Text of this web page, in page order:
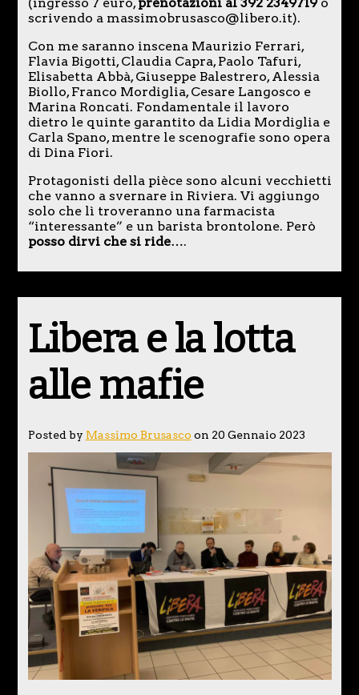
scrivendo a massimobrusasco@libero.it).
Con me saranno inscena Maurizio Ferrari,
Flavia Bigotti, Claudia Capra, Paolo Tafuri,
Elisabetta Abbà, Giuseppe Balestrero, Alessia
Biollo, Franco Mordiglia, Cesare Langosco e
Marina Roncati. Fondamentale il lavoro
dietro le quinte garantito da Lidia Mordiglia e
Carla Spano, mentre le scenografie sono opera
di Dina Fiori.
Protagonisti della pièce sono alcuni vecchietti
che vanno a svernare in Riviera. Vi aggiungo
solo che lì troveranno una farmacista
“interessante” e un barista brontolone. Però
posso dirvi che si ride….
Libera e la lotta
alle mafie
Posted by Massimo Brusasco on 20 Gennaio 2023